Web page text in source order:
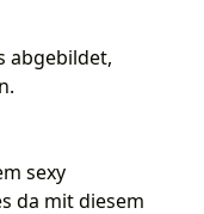
abgebildet,
sexy
da mit diesem